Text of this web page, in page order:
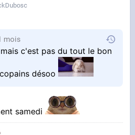
mois
c'est pas du tout le bon
désoo
samedi